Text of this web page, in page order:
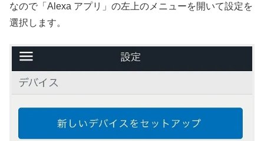
なので「Alexa アプリ」の左上のメニューを開いて設定を
選択します。